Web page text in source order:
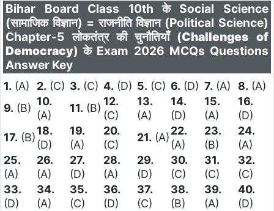
Bihar Board Class 10th के Social Science
(सामाजिक विज्ञान) = राजनीति विज्ञान (Political Science)
Chapter-5 लोकतंत्र की चुनौतियाँ (Challenges of
Democracy) के Exam 2026 MCQs Questions
Answer Key
1. (A) 2. (C) 3. (C) 4. (D) 5. (C) 6. (D) 7. (A) 8. (A)
9. (B)
10.
(A)
11. (B)
12.
(C)
13.
(A)
14.
(D)
15.
(A)
16.
(D)
17. (B)
18.
(D)
19.
(A)
20.
(C)
21. (A)
22.
(A)
23.
(B)
24.
(A)
25.
(A)
26.
(A)
27.
(D)
28.
(A)
29.
(D)
30.
(C)
31.
(C)
32.
(C)
33.
(D)
34.
(A)
35.
(C)
36.
(D)
37.
(C)
38.
(B)
39.
(A)
40.
(D)